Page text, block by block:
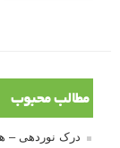
مطالب محبوب